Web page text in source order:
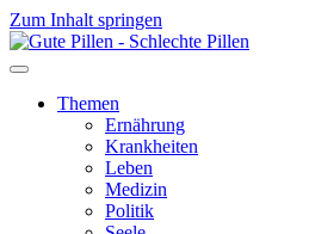
Zum Inhalt springen
Themen
Ernährung
Krankheiten
Leben
Medizin
Politik